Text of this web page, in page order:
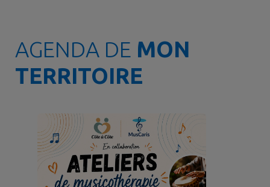
AGENDA DE MON
TERRITOIRE